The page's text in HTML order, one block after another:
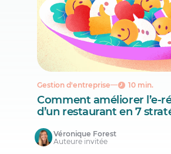
Gestion d'entreprise 10 min.
Comment améliorer l’e-
d’un restaurant en 7
Véronique Forest
Auteure invitée